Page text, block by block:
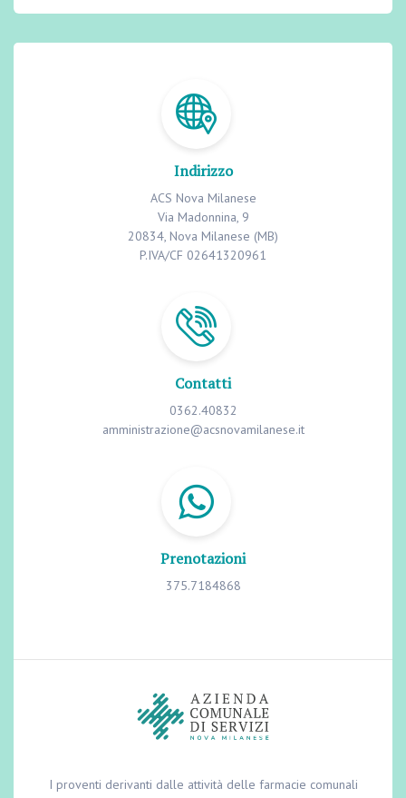
Indirizzo
ACS Nova Milanese
Via Madonnina, 9
20834, Nova Milanese (MB)
P.IVA/CF 02641320961
Contatti
0362.40832
amministrazione@acsnovamilanese.it
Prenotazioni
375.7184868
I proventi derivanti dalle attività delle farmacie comunali